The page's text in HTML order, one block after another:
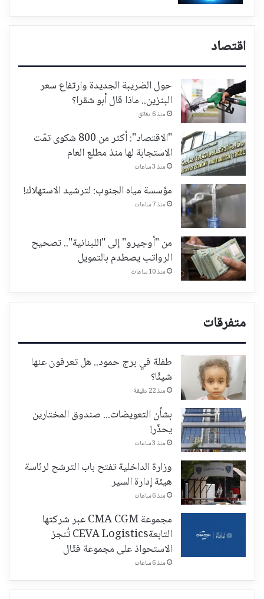
اقتصاد
حول الضريبة الجديدة وارتفاع سعر
البنزين.. ماذا قال أبو شقرا؟
منذ 6 دقائق
"الاقتصاد": أكثر من 800 شكوى تمّت
الاستجابة لها منذ مطلع العام
منذ 3 ساعات
مؤسسة مياه الجنوب: لترشيد الاستهلاك!
منذ 7 ساعات
من "أوجيرو" إلى "اللبنانية".. تصحيح
الرواتب يصطدم بالتمويل
منذ 10 ساعات
متفرقات
طفلة في برج حمود.. هل تعرفون عنها
شيئًا؟
منذ 22 دقيقة
بشأن التعويضات... صندوق المختارين
يحذّر!
منذ 3 ساعات
وزارة الداخلية تفتح باب الترشح لرئاسة
هيئة إدارة السير
منذ 6 ساعات
مجموعة CMA CGM عبر شركتها
التابعةCEVA Logistics تُنجز
الاستحواذ على مجموعة فتّال
منذ 6 ساعات